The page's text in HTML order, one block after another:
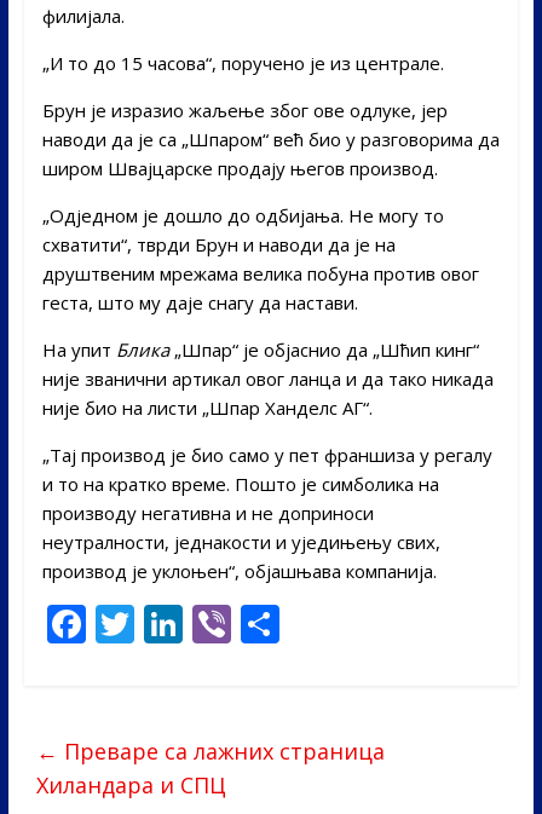
филијала.
„И то до 15 часова“, поручено је из централе.
Брун је изразио жаљење због ове одлуке, јер
наводи да је са „Шпаром“ већ био у разговорима да
широм Швајцарске продају његов производ.
„Одједном је дошло до одбијања. Не могу то
схватити“, тврди Брун и наводи да је на
друштвеним мрежама велика побуна против овог
геста, што му даје снагу да настави.
На упит Блика„Шпар“ је објаснио да „Шћип кинг“
није званични артикал овог ланца и да тако никада
није био на листи „Шпар Ханделс АГ“.
„Тај производ је био само у пет франшиза у регалу
и то на кратко време. Пошто је симболика на
производу негативна и не доприноси
неутралности, једнакости и уједињењу свих,
производ је уклоњен“, објашњава компанија.
F
ac
b
o
T
w
er
Li
n
e
dI
Vi
b
S
e
← Преваре са лажних страница
Хиландара и СПЦ